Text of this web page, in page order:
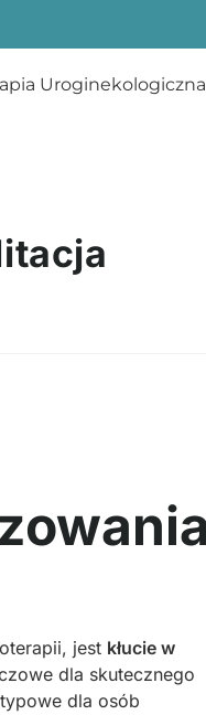
Uroginekologiczna
jest kłucie w
dla skutecznego
dla osób